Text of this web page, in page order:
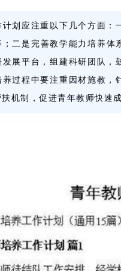
划应注重以下几个方面
；二是完善教学能力培养
展平台，组建科研团队，
过程中要注重因材施教
机制，促进青年教师快速成